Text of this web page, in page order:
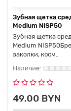
Зубная щетка
Medium NISP50
Зубная щетка
Medium
заколки, косм..
49.00 BYN